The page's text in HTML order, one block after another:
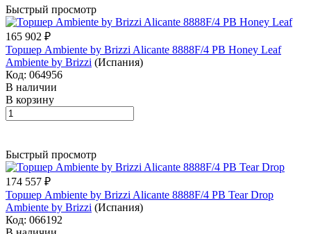
Быстрый просмотр
165 902 ₽
Торшер Ambiente by Brizzi Alicante 8888F/4 PB Honey Leaf
Ambiente by Brizzi (Испания)
Код: 064956
В наличии
В корзину
Быстрый просмотр
174 557 ₽
Торшер Ambiente by Brizzi Alicante 8888F/4 PB Tear Drop
Ambiente by Brizzi (Испания)
Код: 066192